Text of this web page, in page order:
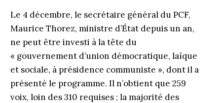
Le 4 décembre, le secrétaire général du PCF,
Maurice Thorez, ministre d’État depuis un an,
ne peut être investi à la tête du
« gouvernement d’union démocratique, laïque
et sociale, à présidence communiste », dont il a
présenté le programme. Il n’obtient que 259
voix, loin des 310 requises ; la majorité des